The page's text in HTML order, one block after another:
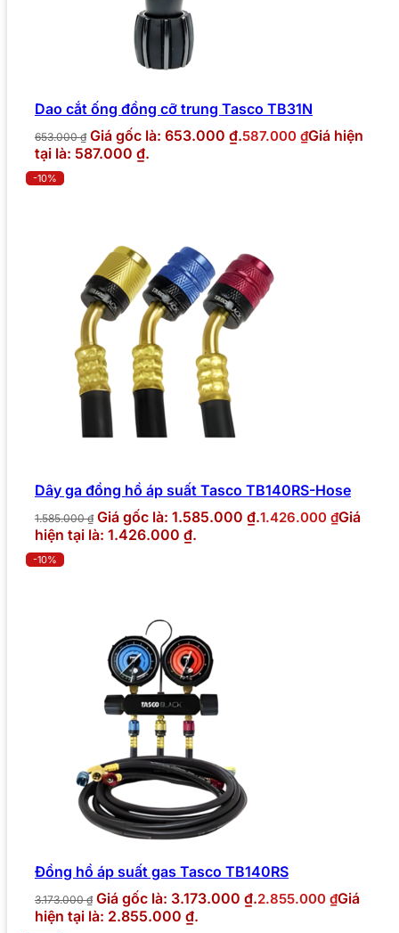
Dao cắt ống đồng cỡ trung Tasco TB31N
653.000₫ Giá gốc là: 653.000 ₫.587.000 ₫Giá hiện
tại là: 587.000 ₫.
-10%
Dây ga đồng hồ áp suất Tasco TB140RS-Hose
1.585.000₫ Giá gốc là: 1.585.000 ₫.1.426.000 ₫Giá
hiện tại là: 1.426.000 ₫.
-10%
Đồng hồ áp suất gas Tasco TB140RS
3.173.000₫ Giá gốc là: 3.173.000 ₫.2.855.000 ₫Giá
hiện tại là: 2.855.000 ₫.